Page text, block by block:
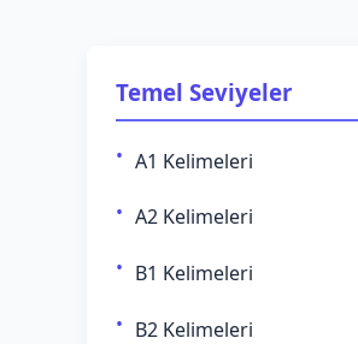
Temel Seviyeler
A1 Kelimeleri
A2 Kelimeleri
B1 Kelimeleri
B2 Kelimeleri